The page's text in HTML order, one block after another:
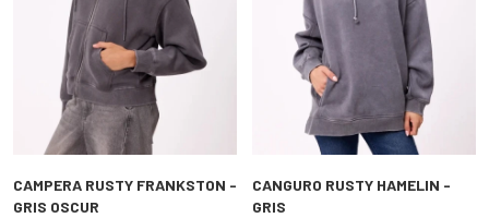
CAMPERA RUSTY FRANKSTON -
GRIS OSCUR
CANGURO RUSTY HAMELIN -
GRIS